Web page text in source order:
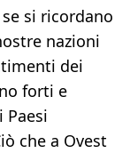
si ricordano
nazioni
dei
forti e
Paesi
che a Ovest